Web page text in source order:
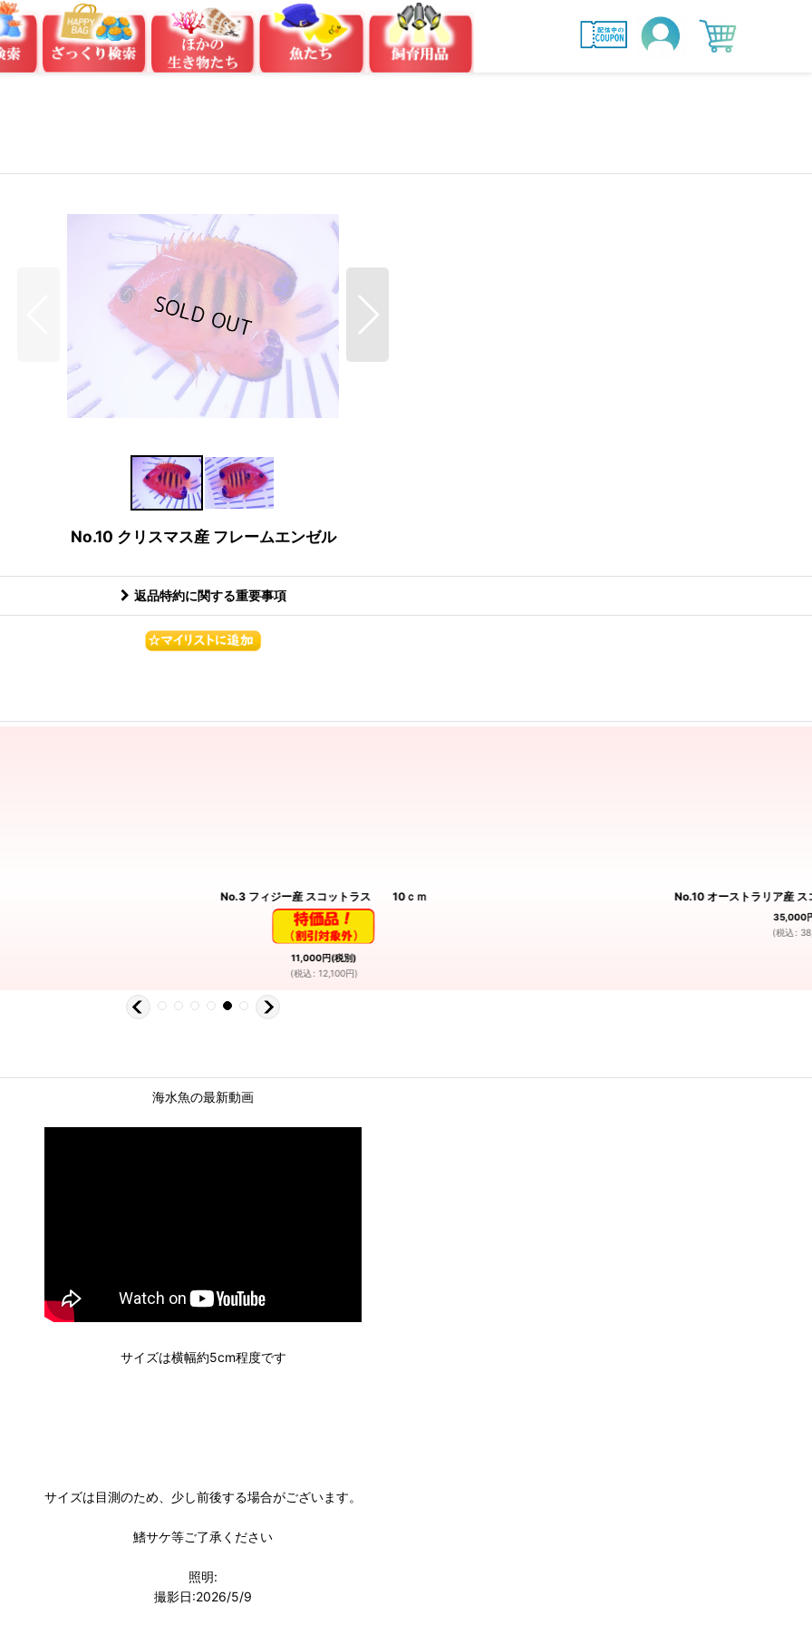
No.10 クリスマス産 フレームエンゼル
返品特約に関する重要事項
No.3 フィジー産 スコットラス 10ｃｍ
11,000円(税別)
(税込: 12,100円)
No.10 オーストラリア産
35,000
(税込:
海水魚の最新動画
サイズは横幅約5cm程度です
サイズは目測のため、少し前後する場合がございます。
鰭サケ等ご了承ください
照明:
撮影日:2026/5/9